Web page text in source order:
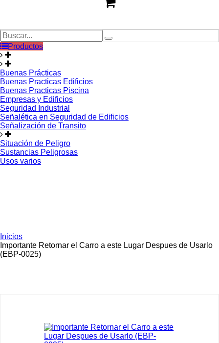
Productos
Buenas Prácticas
Buenas Practicas Edificios
Buenas Practicas Piscina
Empresas y Edificios
Seguridad Industrial
Señalética en Seguridad de Edificios
Señalización de Transito
Situación de Peligro
Sustancias Peligrosas
Usos varios
Inicios
Importante Retornar el Carro a este Lugar Despues de Usarlo
(EBP-0025)